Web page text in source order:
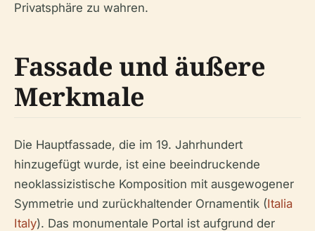
Privatsphäre zu wahren.
Fassade und äußere
Merkmale
Die Hauptfassade, die im 19. Jahrhundert
hinzugefügt wurde, ist eine beeindruckende
neoklassizistische Komposition mit ausgewogener
Symmetrie und zurückhaltender Ornamentik (Italia
Italy). Das monumentale Portal ist aufgrund der